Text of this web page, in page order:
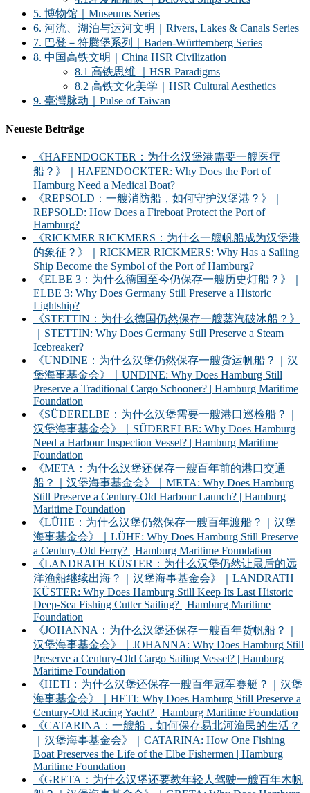
5. 博物馆｜Museums Series
6. 河流、湖泊与运河文明｜Rivers, Lakes & Canals Series
7. 巴登－符腾堡系列｜Baden-Württemberg Series
8. 中国高铁文明｜China HSR Civilization
8.1 高铁思维 ｜HSR Paradigms
8.2 高铁文化美学｜HSR Cultural Aesthetics
9. 臺灣脉动｜Pulse of Taiwan
Neueste Beiträge
《HAFENDOCKTER：为什么汉堡港需要一艘医疗
船？》｜HAFENDOCKTER: Why Does the Port of
Hamburg Need a Medical Boat?
《REPSOLD：一艘消防船，如何守护汉堡港？》｜
REPSOLD: How Does a Fireboat Protect the Port of
Hamburg?
《RICKMER RICKMERS：为什么一艘帆船成为汉堡港
的象征？》｜RICKMER RICKMERS: Why Has a Sailing
Ship Become the Symbol of the Port of Hamburg?
《ELBE 3：为什么德国至今仍保存一艘历史灯船？》｜
ELBE 3: Why Does Germany Still Preserve a Historic
Lightship?
《STETTIN：为什么德国仍然保存一艘蒸汽破冰船？》
｜STETTIN: Why Does Germany Still Preserve a Steam
Icebreaker?
《UNDINE：为什么汉堡仍然保存一艘货运帆船？｜汉
堡海事基金会》｜UNDINE: Why Does Hamburg Still
Preserve a Traditional Cargo Schooner? | Hamburg Maritime
Foundation
《SÜDERELBE：为什么汉堡需要一艘港口巡检船？｜
汉堡海事基金会》｜SÜDERELBE: Why Does Hamburg
Need a Harbour Inspection Vessel? | Hamburg Maritime
Foundation
《META：为什么汉堡还保存一艘百年前的港口交通
船？｜汉堡海事基金会》｜META: Why Does Hamburg
Still Preserve a Century-Old Harbour Launch? | Hamburg
Maritime Foundation
《LÜHE：为什么汉堡仍然保存一艘百年渡船？｜汉堡
海事基金会》｜LÜHE: Why Does Hamburg Still Preserve
a Century-Old Ferry? | Hamburg Maritime Foundation
《LANDRATH KÜSTER：为什么汉堡仍然让最后的远
洋渔船继续出海？｜汉堡海事基金会》｜LANDRATH
KÜSTER: Why Does Hamburg Still Keep Its Last Historic
Deep-Sea Fishing Cutter Sailing? | Hamburg Maritime
Foundation
《JOHANNA：为什么汉堡还保存一艘百年货帆船？｜
汉堡海事基金会》｜JOHANNA: Why Does Hamburg Still
Preserve a Century-Old Cargo Sailing Vessel? | Hamburg
Maritime Foundation
《HETI：为什么汉堡还保存一艘百年冠军赛艇？｜汉堡
海事基金会》｜HETI: Why Does Hamburg Still Preserve a
Century-Old Racing Yacht? | Hamburg Maritime Foundation
《CATARINA：一艘船，如何保存易北河渔民的生活？
｜汉堡海事基金会》｜CATARINA: How One Fishing
Boat Preserves the Life of the Elbe Fishermen | Hamburg
Maritime Foundation
《GRETA：为什么汉堡还要教年轻人驾驶一艘百年木帆